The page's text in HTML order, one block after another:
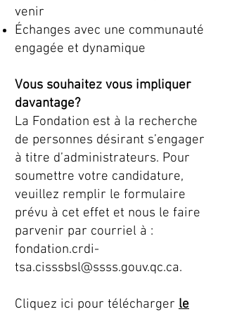
venir
Échanges avec une communauté
engagée et dynamique
Vous souhaitez vous impliquer
davantage?
La Fondation est à la recherche
de personnes désirant s’engager
à titre d’administrateurs. Pour
soumettre votre candidature,
veuillez remplir le formulaire
prévu à cet effet et nous le faire
parvenir par courriel à :
fondation.crdi-
tsa.cisssbsl@ssss.gouv.qc.ca.
Cliquez ici pour télécharger le